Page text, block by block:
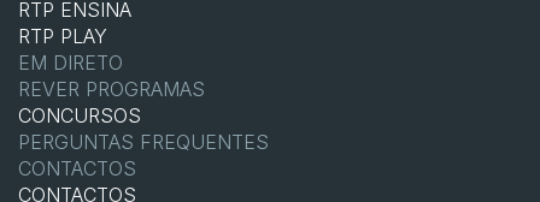
RTP ENSINA
RTP PLAY
EM DIRETO
REVER PROGRAMAS
CONCURSOS
PERGUNTAS FREQUENTES
CONTACTOS
CONTACTOS